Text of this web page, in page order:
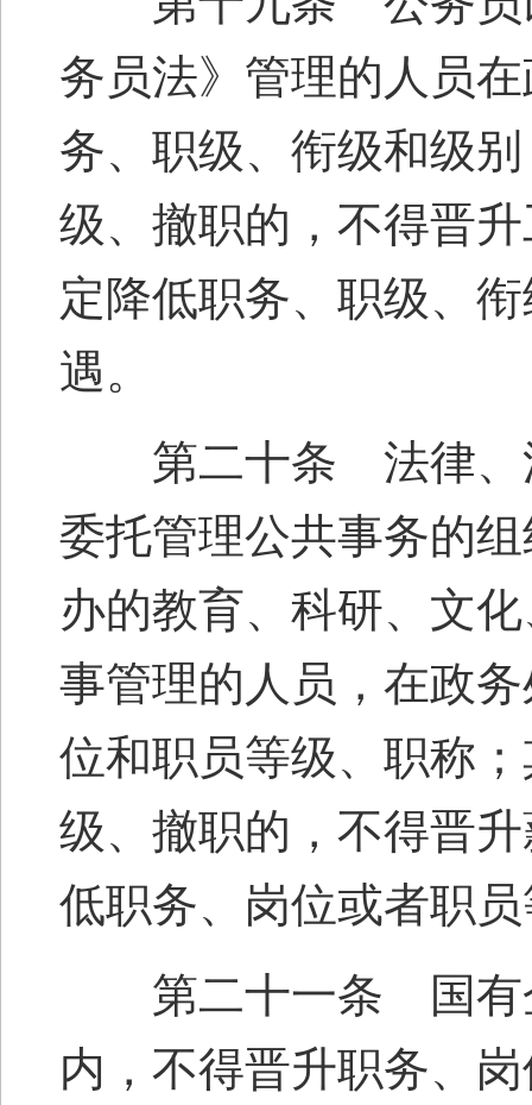
务员法》管理的人员
务、职级、衔级和级
级、撤职的，不得晋
定降低职务、职级、
遇。
第二十条 法律、法
委托管理公共事务的
办的教育、科研、文
事管理的人员，在政
位和职员等级、职称
级、撤职的，不得晋
低职务、岗位或者职
第二十一条 国有企
内，不得晋升职务、